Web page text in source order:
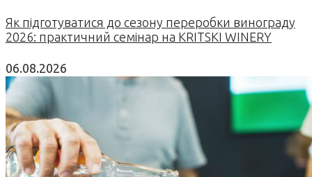
Як підготуватися до сезону переробки винограду
2026: практичний семінар на KRITSKI WINERY
06.08.2026